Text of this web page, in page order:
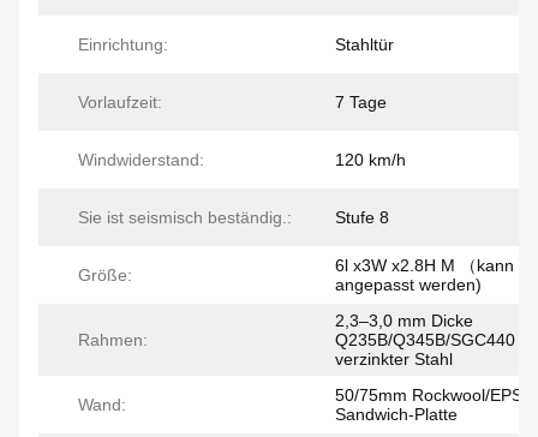
Einrichtung: Stahltür
Vorlaufzeit: 7 Tage
Windwiderstand: 120 km/h
Sie ist seismisch beständig.: Stufe 8
Größe:
6l x3W x2.8H M （kann
angepasst werden)
Rahmen:
2,3–3,0 mm Dicke
Q235B/Q345B/SGC440
verzinkter Stahl
Wand:
50/75mm Rockwool/EPS/
Sandwich-Platte